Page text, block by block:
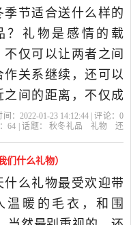
日礼物，不可不送。
也可以是非物质的。
古代有“千里送鹅毛，
义重”的
季节适合送什么样的
？礼物是感情的载
不仅可以让两者之间
作关系继续，还可以
之间的距离，不仅成
作伙伴，还可以成为
。 2016年冬季送客
物推荐： 推荐：冬季
户一个保温的水杯是
可少的，贴心的健康
：2022-01-23 14:12:44 | 评论： 0
64 | 话题： 秋冬礼品 礼物
还
们什么礼物）
什么礼物最受欢迎带
温暖的毛衣，和围